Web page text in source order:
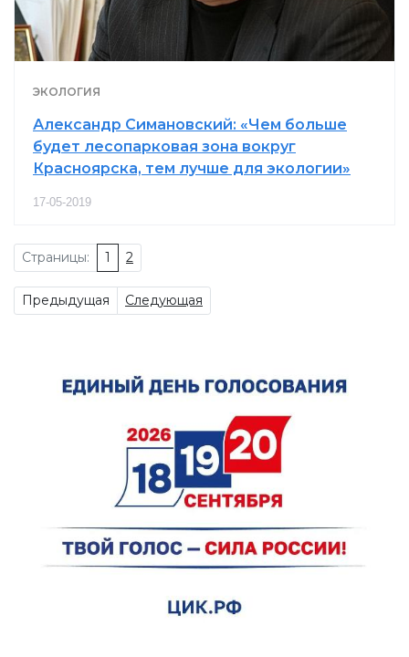
ЭКОЛОГИЯ
Александр Симановский: «Чем больше
будет лесопарковая зона вокруг
Красноярска, тем лучше для экологии»
17-05-2019
Страницы: 1 2
Предыдущая Следующая